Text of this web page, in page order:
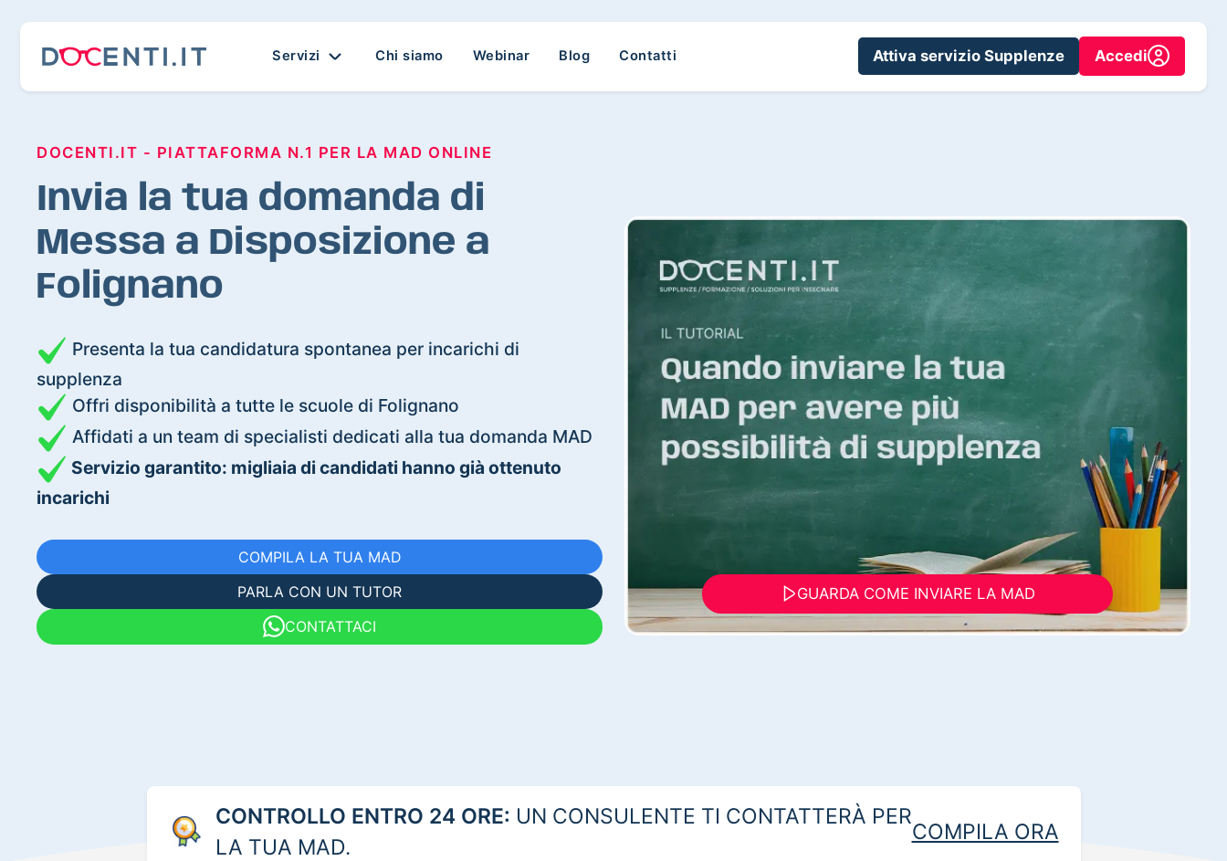
Servizi Chi siamo Webinar Blog Contatti Attiva servizio Supplenze Accedi
DOCENTI.IT - PIATTAFORMA N.1 PER LA MAD ONLINE
Invia la tua domanda di
Messa a Disposizione a
Folignano
Presenta la tua candidatura spontanea per incarichi di
supplenza
Offri disponibilità a tutte le scuole di Folignano
Affidati a un team di specialisti dedicati alla tua domanda MAD
Servizio garantito: migliaia di candidati hanno già ottenuto
incarichi
COMPILA LA TUA MAD
PARLA CON UN TUTOR
CONTATTACI
GUARDA COME INVIARE LA MAD
CONTROLLO ENTRO 24 ORE: UN CONSULENTE TI CONTATTERÀ PER
LA TUA MAD.
COMPILA ORA